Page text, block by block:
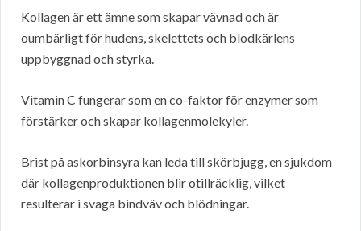
Kollagen är ett ämne som skapar vävnad och är
oumbärligt för hudens, skelettets och blodkärlens
uppbyggnad och styrka.
Vitamin C fungerar som en co-faktor för enzymer som
förstärker och skapar kollagenmolekyler.
Brist på askorbinsyra kan leda till skörbjugg, en sjukdom
där kollagenproduktionen blir otillräcklig, vilket
resulterar i svaga bindväv och blödningar.